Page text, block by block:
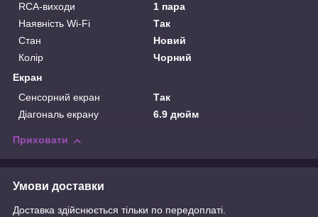
RCA-виходи
1 пара
Наявність Wi-Fi
Так
Стан
Новий
Колір
Чорний
Екран
Сенсорний екран
Так
Діагональ екрану
6.9 дюйм
Приховати
Умови доставки
Доставка здійснюється тільки по передоплаті.